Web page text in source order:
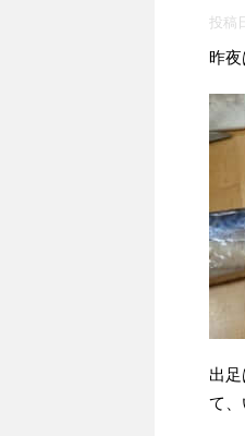
投稿
昨夜
出
て、